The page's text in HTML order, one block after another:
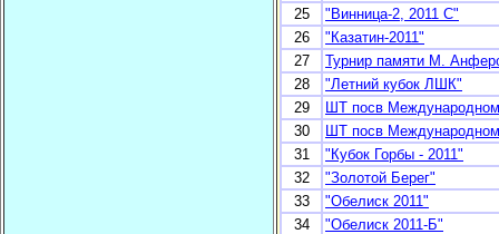
25
"Винница-2, 2011 С"
26
"Казатин-2011"
27
Турнир памяти М.
28
"Летний кубок ЛШК"
29
ШТ посв
30
ШТ посв
31
"Кубок Горбы - 2011"
32
"Золотой Берег"
33
"Обелиск 2011"
34
"Обелиск 2011-Б"